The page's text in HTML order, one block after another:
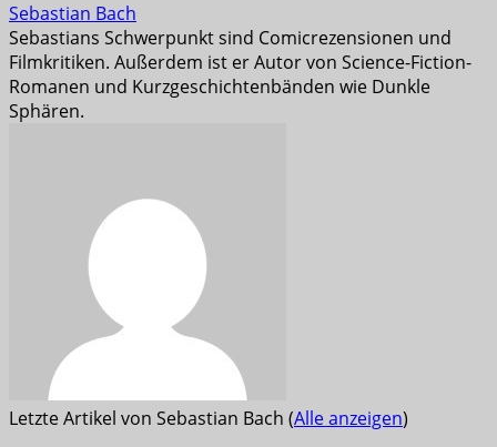
Sebastian Bach
Sebastians Schwerpunkt sind Comicrezensionen und
Filmkritiken. Außerdem ist er Autor von Science-Fiction-
Romanen und Kurzgeschichtenbänden wie Dunkle
Sphären.
Letzte Artikel von Sebastian Bach (Alle anzeigen)